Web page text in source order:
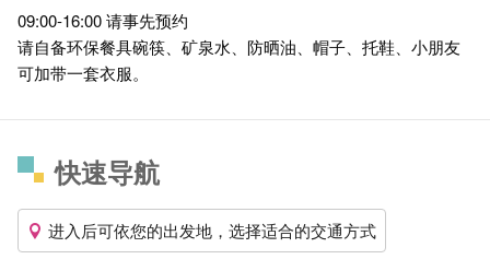
09:00-16:00 请事先预约
请自备环保餐具碗筷、矿泉水、防晒油、帽子、托鞋、小朋友
可加带一套衣服。
快速导航
进入后可依您的出发地，选择适合的交通方式